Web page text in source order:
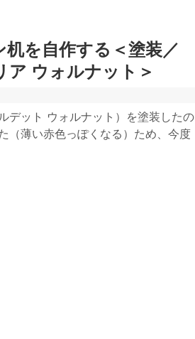
を自作する＜塗装／
ア ウォルナット＞
デット ウォルナット）を塗装したの
（薄い赤色っぽくなる）ため、今度